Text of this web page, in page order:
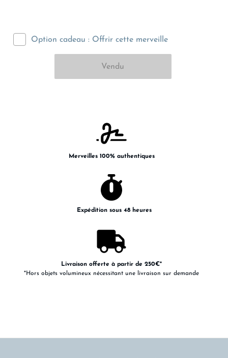
Option cadeau : Offrir cette merveille
Merveilles 100% authentiques
Expédition sous 48 heures
Livraison offerte à partir de 250€*
*Hors objets volumineux nécessitant une livraison sur demande